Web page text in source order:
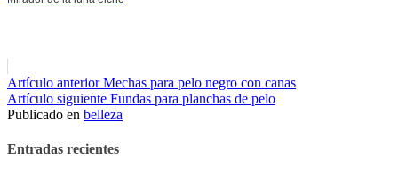
Seguir
leyendo
Artículo anteriorMechas para pelo negro con canas
Artículo siguiente Fundas para planchas de pelo
Publicado en belleza
Entradas recientes